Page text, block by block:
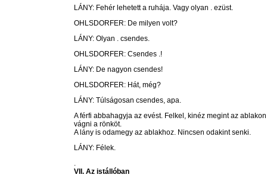
LÁNY: Fehér lehetett a ruhája. Vagy olyan . ezüst.
OHLSDORFER: De milyen volt?
LÁNY: Olyan . csendes.
OHLSDORFER: Csendes .!
LÁNY: De nagyon csendes!
OHLSDORFER: Hát, még?
LÁNY: Túlságosan csendes, apa.
A férfi abbahagyja az evést. Felkel, kinéz megint az
vágni a rönköt.
A lány is odamegy az ablakhoz. Nincsen odakint senki.
LÁNY: Félek.
.
VII. Az istállóban